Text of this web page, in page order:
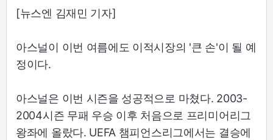
[뉴스엔 김재민 기자]
아스널이 이번 여름에도 이적시장의 '큰 손'이 될 예
정이다.
아스널은 이번 시즌을 성공적으로 마쳤다. 2003-
2004시즌 무패 우승 이후 처음으로 프리미어리그
왕좌에 올랐다. UEFA 챔피언스리그에서는 결승에